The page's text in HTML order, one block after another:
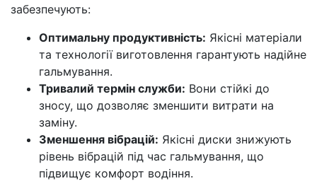
забезпечують:
Оптимальну продуктивність: Якісні матеріали
та технології виготовлення гарантують надійне
гальмування.
Тривалий термін служби: Вони стійкі до
зносу, що дозволяє зменшити витрати на
заміну.
Зменшення вібрацій: Якісні диски знижують
рівень вібрацій під час гальмування, що
підвищує комфорт водіння.